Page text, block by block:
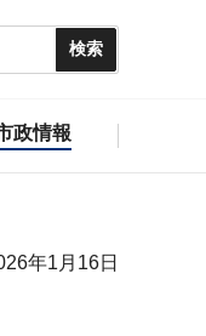
政情報
年1月16日